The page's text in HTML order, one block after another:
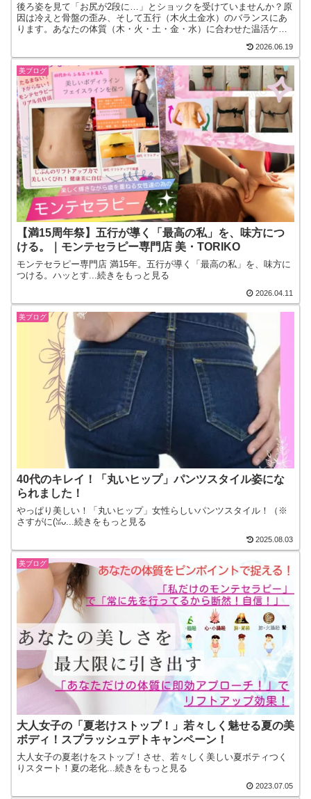
後ろ姿を見て「お尻が2段に…」とショックを受けていませんか？原
因は冷えと骨盤の歪み、そして五行（木火土金水）のバランスにあ
ります。あなたの体質（木・火・土・金・水）に合わせた温活ケア
2026.06.19
美ブログ
【満15周年祭】五行が導く「最高の私」を、味方につ
ける。｜モンテセラピー専門店 美・TORIKO
モンテセラピー専門店 満15年。五行が導く「最高の私」を、味方に
つける。ハッとす...続きをもっと見る
2026.04.11
美ブログ
40代のキレイ！「丸いヒップ」パンツスタイル姿にな
られました！
やっぱり美しい！「丸いヒップ」女性らしいパンツスタイル！（※
さすがに(⁠⁠ꈍ⁠ᴗ...続きをもっと見る
2025.08.03
美ブログ
大人女子の「夏老けストップ！」若々しく魅せる夏の美
ボディ！スプラッシュデトキャンペーン！
大人女子の夏老けをストップ！させ、若々しく美しい夏ボティつく
りスタート！夏の老化...続きをもっと見る
2023.07.05